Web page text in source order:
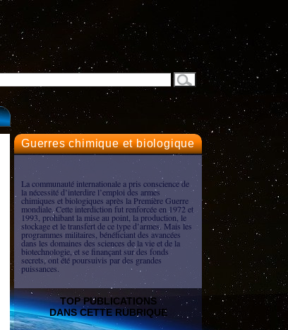
Guerres chimique et biologique
La communauté internationale a pris conscience de
la nécessité d’interdire l’emploi des armes
chimiques et biologiques après la Première Guerre
mondiale. Cette interdiction fut renforcée en 1972 et
1993, prohibant la mise au point, la production, le
stockage et le transfert de ce type d’armes. Mais les
programmes militaires, bénéficiant des avancées
dans les domaines des sciences de la vie et de la
biotechnologie, et se finançant sur des fonds
secrets, ont été poursuivis par des grandes
puissances.
TOP PUBLICATIONS
DANS CETTE RUBRIQUE